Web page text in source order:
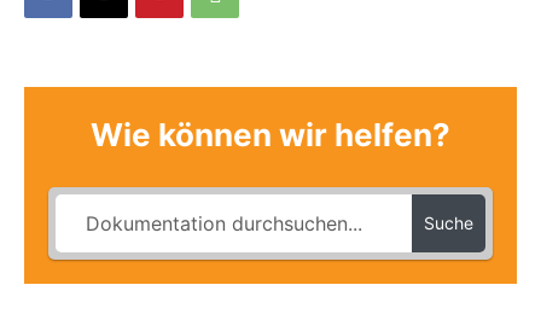
Wie können wir helfen?
Suche